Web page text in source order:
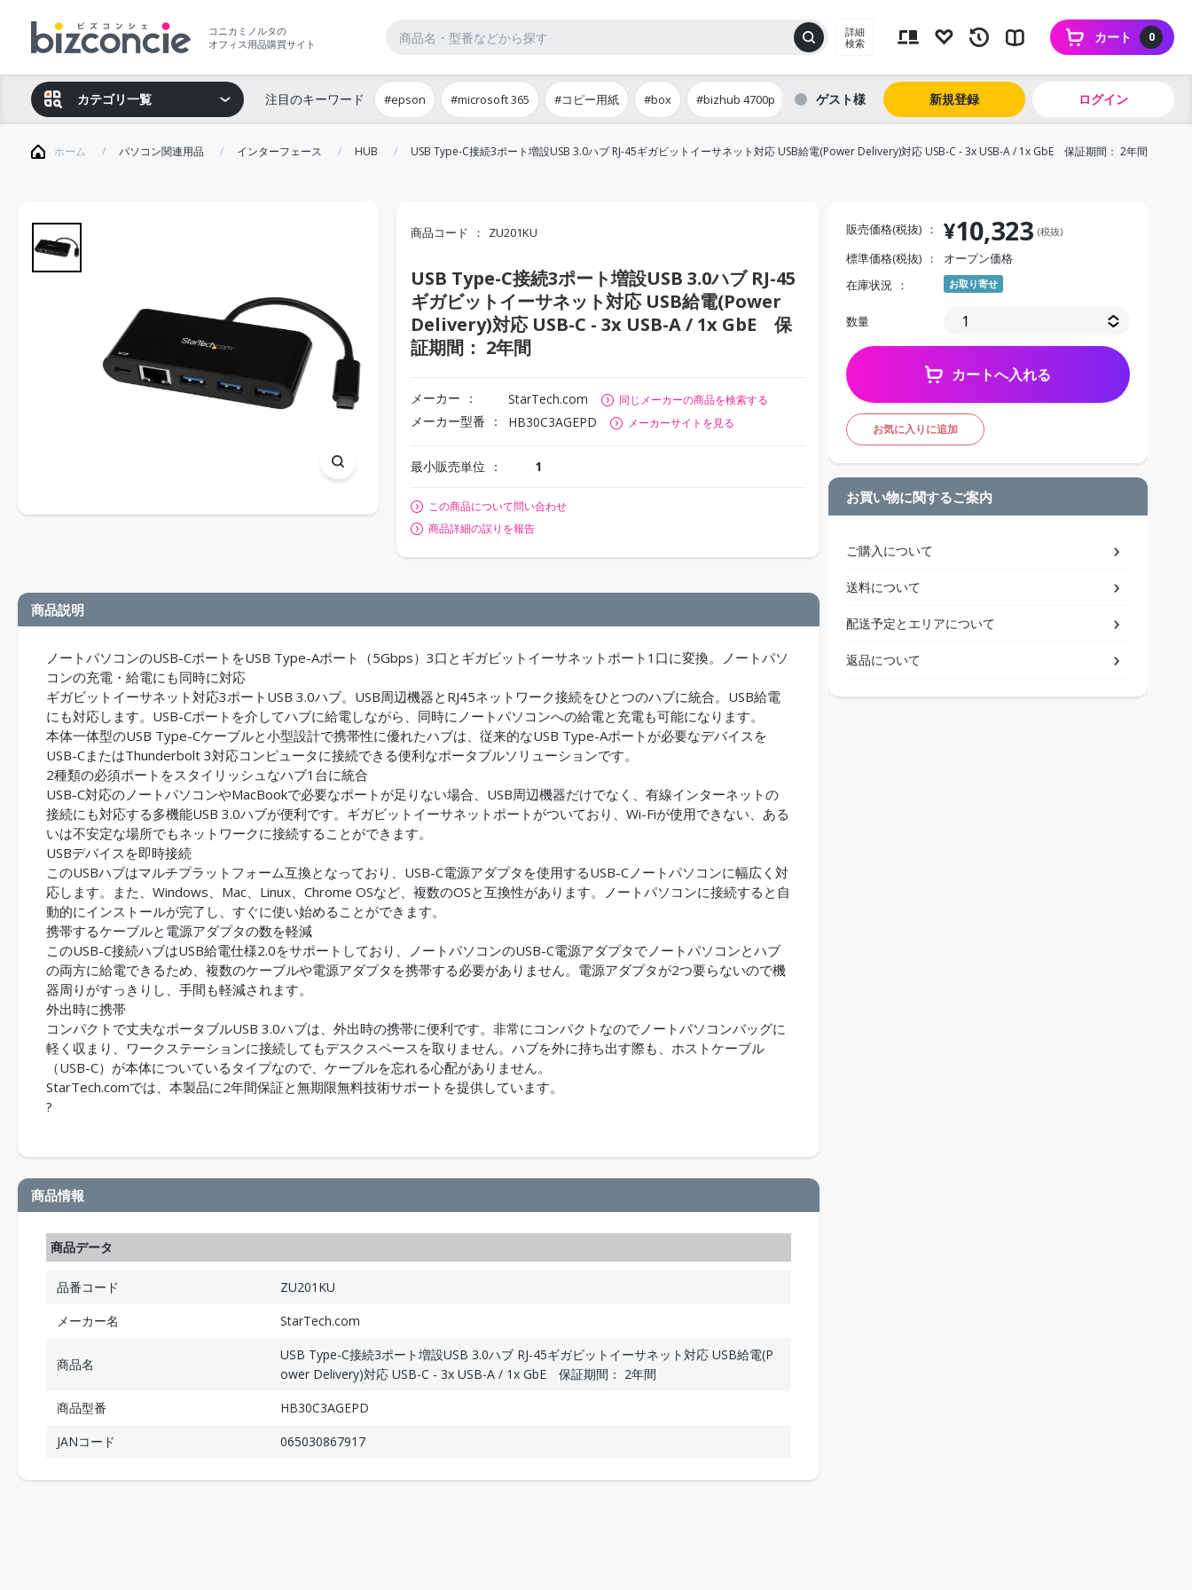
コニカミノルタの
オフィス用品購買サイト
詳細
検索
0
カート
カテゴリ一覧 注目のキーワード #epson #microsoft 365 #コピー用紙 #box #bizhub 4700p ゲスト 新規登録 ログイン
ホーム パソコン関連用品 インターフェース HUB USB Type-C接続3ポート増設USB 3.0ハブ RJ-45ギガビットイーサネット対応 USB給電(Power Delivery)対応 USB-C - 3x USB-A / 1x GbE 保証期間： 2年間
商品コード ZU201KU
USB Type-C接続3ポート増設USB 3.0ハブ RJ-45
ギガビットイーサネット対応 USB給電(Power
Delivery)対応 USB-C - 3x USB-A / 1x GbE 保
証期間： 2年間
メーカー StarTech.com 同じメーカーの商品を検索する
メーカー型番 HB30C3AGEPD メーカーサイトを見る
最小販売単位 1
この商品について問い合わせ
商品詳細の誤りを報告
商品説明
ノートパソコンのUSB-CポートをUSB Type-Aポート（5Gbps）3口とギガビットイーサネットポート1口に変換。ノートパソ
コンの充電・給電にも同時に対応
ギガビットイーサネット対応3ポートUSB 3.0ハブ。USB周辺機器とRJ45ネットワーク接続をひとつのハブに統合。USB給電
にも対応します。USB-Cポートを介してハブに給電しながら、同時にノートパソコンへの給電と充電も可能になります。
本体一体型のUSB Type-Cケーブルと小型設計で携帯性に優れたハブは、従来的なUSB Type-Aポートが必要なデバイスを
USB-CまたはThunderbolt 3対応コンピュータに接続できる便利なポータブルソリューションです。
2種類の必須ポートをスタイリッシュなハブ1台に統合
USB-C対応のノートパソコンやMacBookで必要なポートが足りない場合、USB周辺機器だけでなく、有線インターネットの
接続にも対応する多機能USB 3.0ハブが便利です。ギガビットイーサネットポートがついており、Wi-Fiが使用できない、ある
いは不安定な場所でもネットワークに接続することができます。
USBデバイスを即時接続
このUSBハブはマルチプラットフォーム互換となっており、USB-C電源アダプタを使用するUSB-Cノートパソコンに幅広く対
応します。また、Windows、Mac、Linux、Chrome OSなど、複数のOSと互換性があります。ノートパソコンに接続すると自
動的にインストールが完了し、すぐに使い始めることができます。
携帯するケーブルと電源アダプタの数を軽減
このUSB-C接続ハブはUSB給電仕様2.0をサポートしており、ノートパソコンのUSB-C電源アダプタでノートパソコンとハブ
の両方に給電できるため、複数のケーブルや電源アダプタを携帯する必要がありません。電源アダプタが2つ要らないので機
器周りがすっきりし、手間も軽減されます。
外出時に携帯
コンパクトで丈夫なポータブルUSB 3.0ハブは、外出時の携帯に便利です。非常にコンパクトなのでノートパソコンバッグに
軽く収まり、ワークステーションに接続してもデスクスペースを取りません。ハブを外に持ち出す際も、ホストケーブル
（USB-C）が本体についているタイプなので、ケーブルを忘れる心配がありません。
StarTech.comでは、本製品に2年間保証と無期限無料技術サポートを提供しています。
?
商品情報
商品データ
品番コード
ZU201KU
メーカー名
StarTech.com
商品名
USB Type-C接続3ポート増設USB 3.0ハブ RJ-45ギガビットイーサネット対応 USB給電(P
ower Delivery)対応 USB-C - 3x USB-A / 1x GbE 保証期間： 2年間
商品型番
HB30C3AGEPD
JANコード
065030867917
販売価格(税抜) ¥10,323 (税抜)
標準価格(税抜)
オープン価格
在庫状況
お取り寄せ
数量
カートへ入れる
お気に入りに追加
お買い物に関するご案内
ご購入について
送料について
配送予定とエリアについて
返品について